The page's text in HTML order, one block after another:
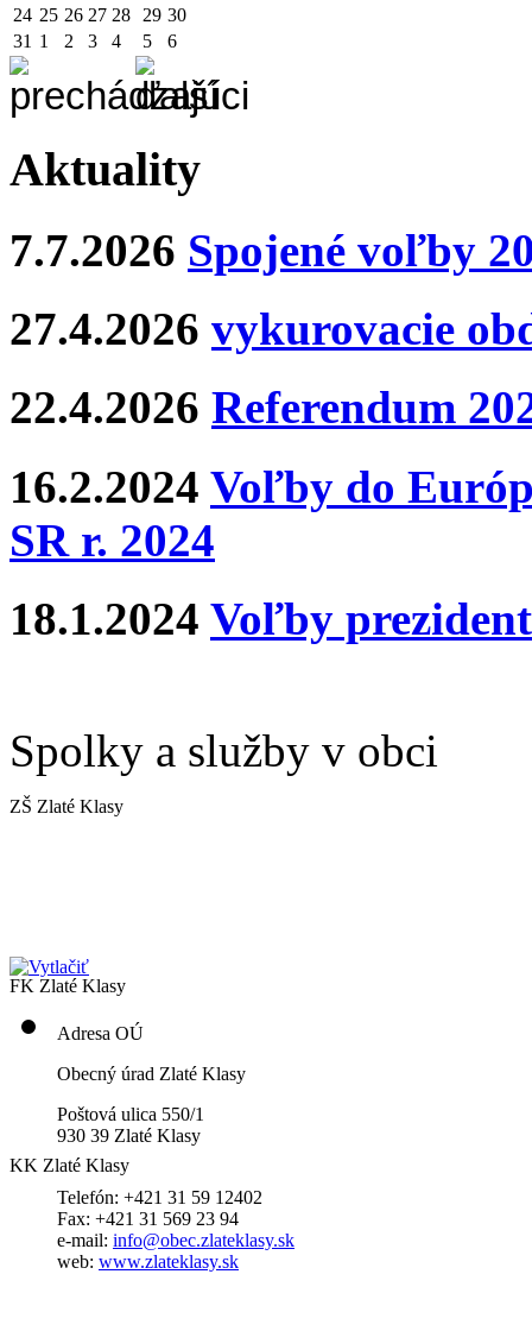
24 25 26 27 28 29 30
31 1 2 3 4 5 6
Aktuality
7.7.2026 Spojené voľby
27.4.2026 vykurovacie
22.4.2026 Referendum
16.2.2024 Voľby do
SR r. 2024
18.1.2024 Voľby
Spolky a služby v obci
ZŠ Zlaté Klasy
FK Zlaté Klasy
KK Zlaté Klasy
Adresa OÚ
Obecný úrad Zlaté Klasy
Poštová ulica 550/1
930 39 Zlaté Klasy
Telefón: +421 31 59 12402
Fax: +421 31 569 23 94
e-mail: info@obec.zlateklasy.sk
web: www.zlateklasy.sk